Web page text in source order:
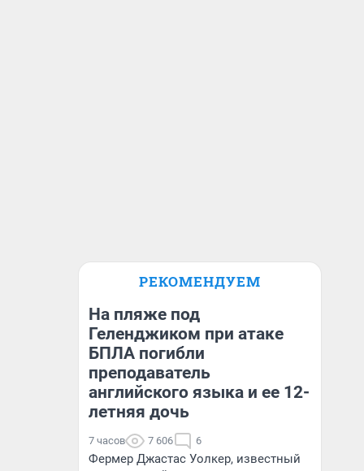
РЕКОМЕНДУЕМ
На пляже под
Геленджиком при атаке
БПЛА погибли
преподаватель
английского языка и ее 12-
летняя дочь
7 часов 7 606 6
Фермер Джастас Уолкер, известный